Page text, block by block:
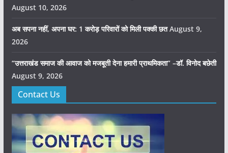
August 10, 2026
अब सपना नहीं, अपना घर: 1 करोड़ परिवारों को मिली पक्की छत August 9,
2026
“उत्तराखंड समाज की आवाज को मजबूती देना हमारी प्राथमिकता” –डॉ. विनोद बछेती
August 9, 2026
Contact Us